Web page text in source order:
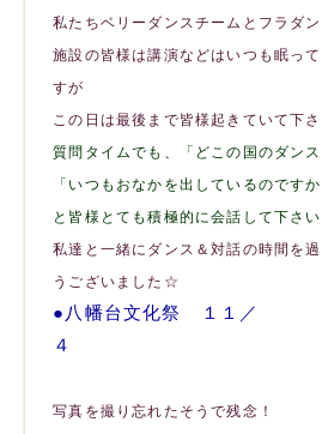
私たちベリーダンスチームとフラダ
施設の皆様は講演などはいつも眠っ
すが
この日は最後まで皆様起きていて下
質問タイムでも、「どこの国のダンス
「いつもおなかを出しているのです
と皆様とても積極的に会話して下さ
私達と一緒にダンス＆対話の時間を
うございました☆
●八幡台文化祭 １１／
４
写真を撮り忘れたそうで残念！